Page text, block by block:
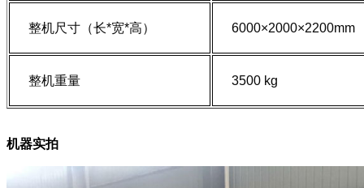
整机尺寸（长*宽*高） 6000×2000×2200mm
整机重量 3500 kg
机器实拍